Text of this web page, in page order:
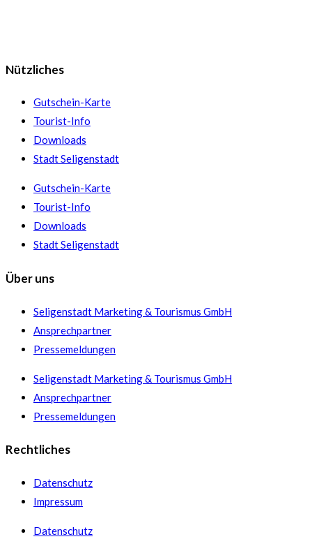
Nützliches
Gutschein-Karte
Tourist-Info
Downloads
Stadt Seligenstadt
Gutschein-Karte
Tourist-Info
Downloads
Stadt Seligenstadt
Über uns
Seligenstadt Marketing & Tourismus GmbH
Ansprechpartner
Pressemeldungen
Seligenstadt Marketing & Tourismus GmbH
Ansprechpartner
Pressemeldungen
Rechtliches
Datenschutz
Impressum
Datenschutz